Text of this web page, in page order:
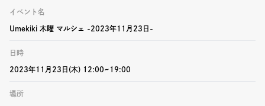
イベント名
Umekiki 木曜 マルシェ -2023年11月23日-
日時
2023年11月23日(木) 12:00~19:00
場所